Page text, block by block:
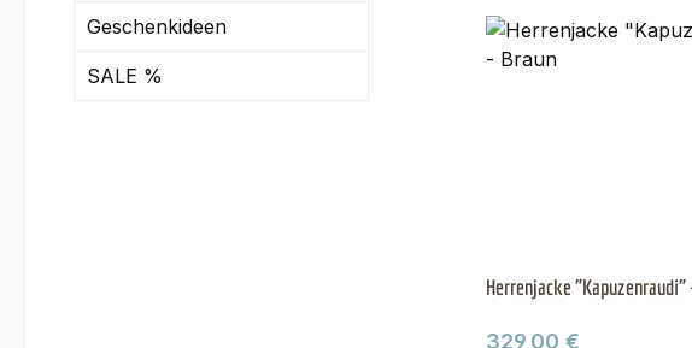
Geschenkideen
SALE %
Herrenjacke "Kapuzenraudi"
Regulärer Preis:
329,00 €